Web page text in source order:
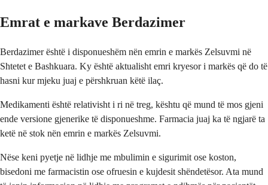
Emrat e markave Berdazimer
Berdazimer është i disponueshëm nën emrin e markës Zelsuvmi në
Shtetet e Bashkuara. Ky është aktualisht emri kryesor i markës që do të
hasni kur mjeku juaj e përshkruan këtë ilaç.
Medikamenti është relativisht i ri në treg, kështu që mund të mos gjeni
ende versione gjenerike të disponueshme. Farmacia juaj ka të ngjarë ta
ketë në stok nën emrin e markës Zelsuvmi.
Nëse keni pyetje në lidhje me mbulimin e sigurimit ose koston,
bisedoni me farmacistin ose ofruesin e kujdesit shëndetësor. Ata mund